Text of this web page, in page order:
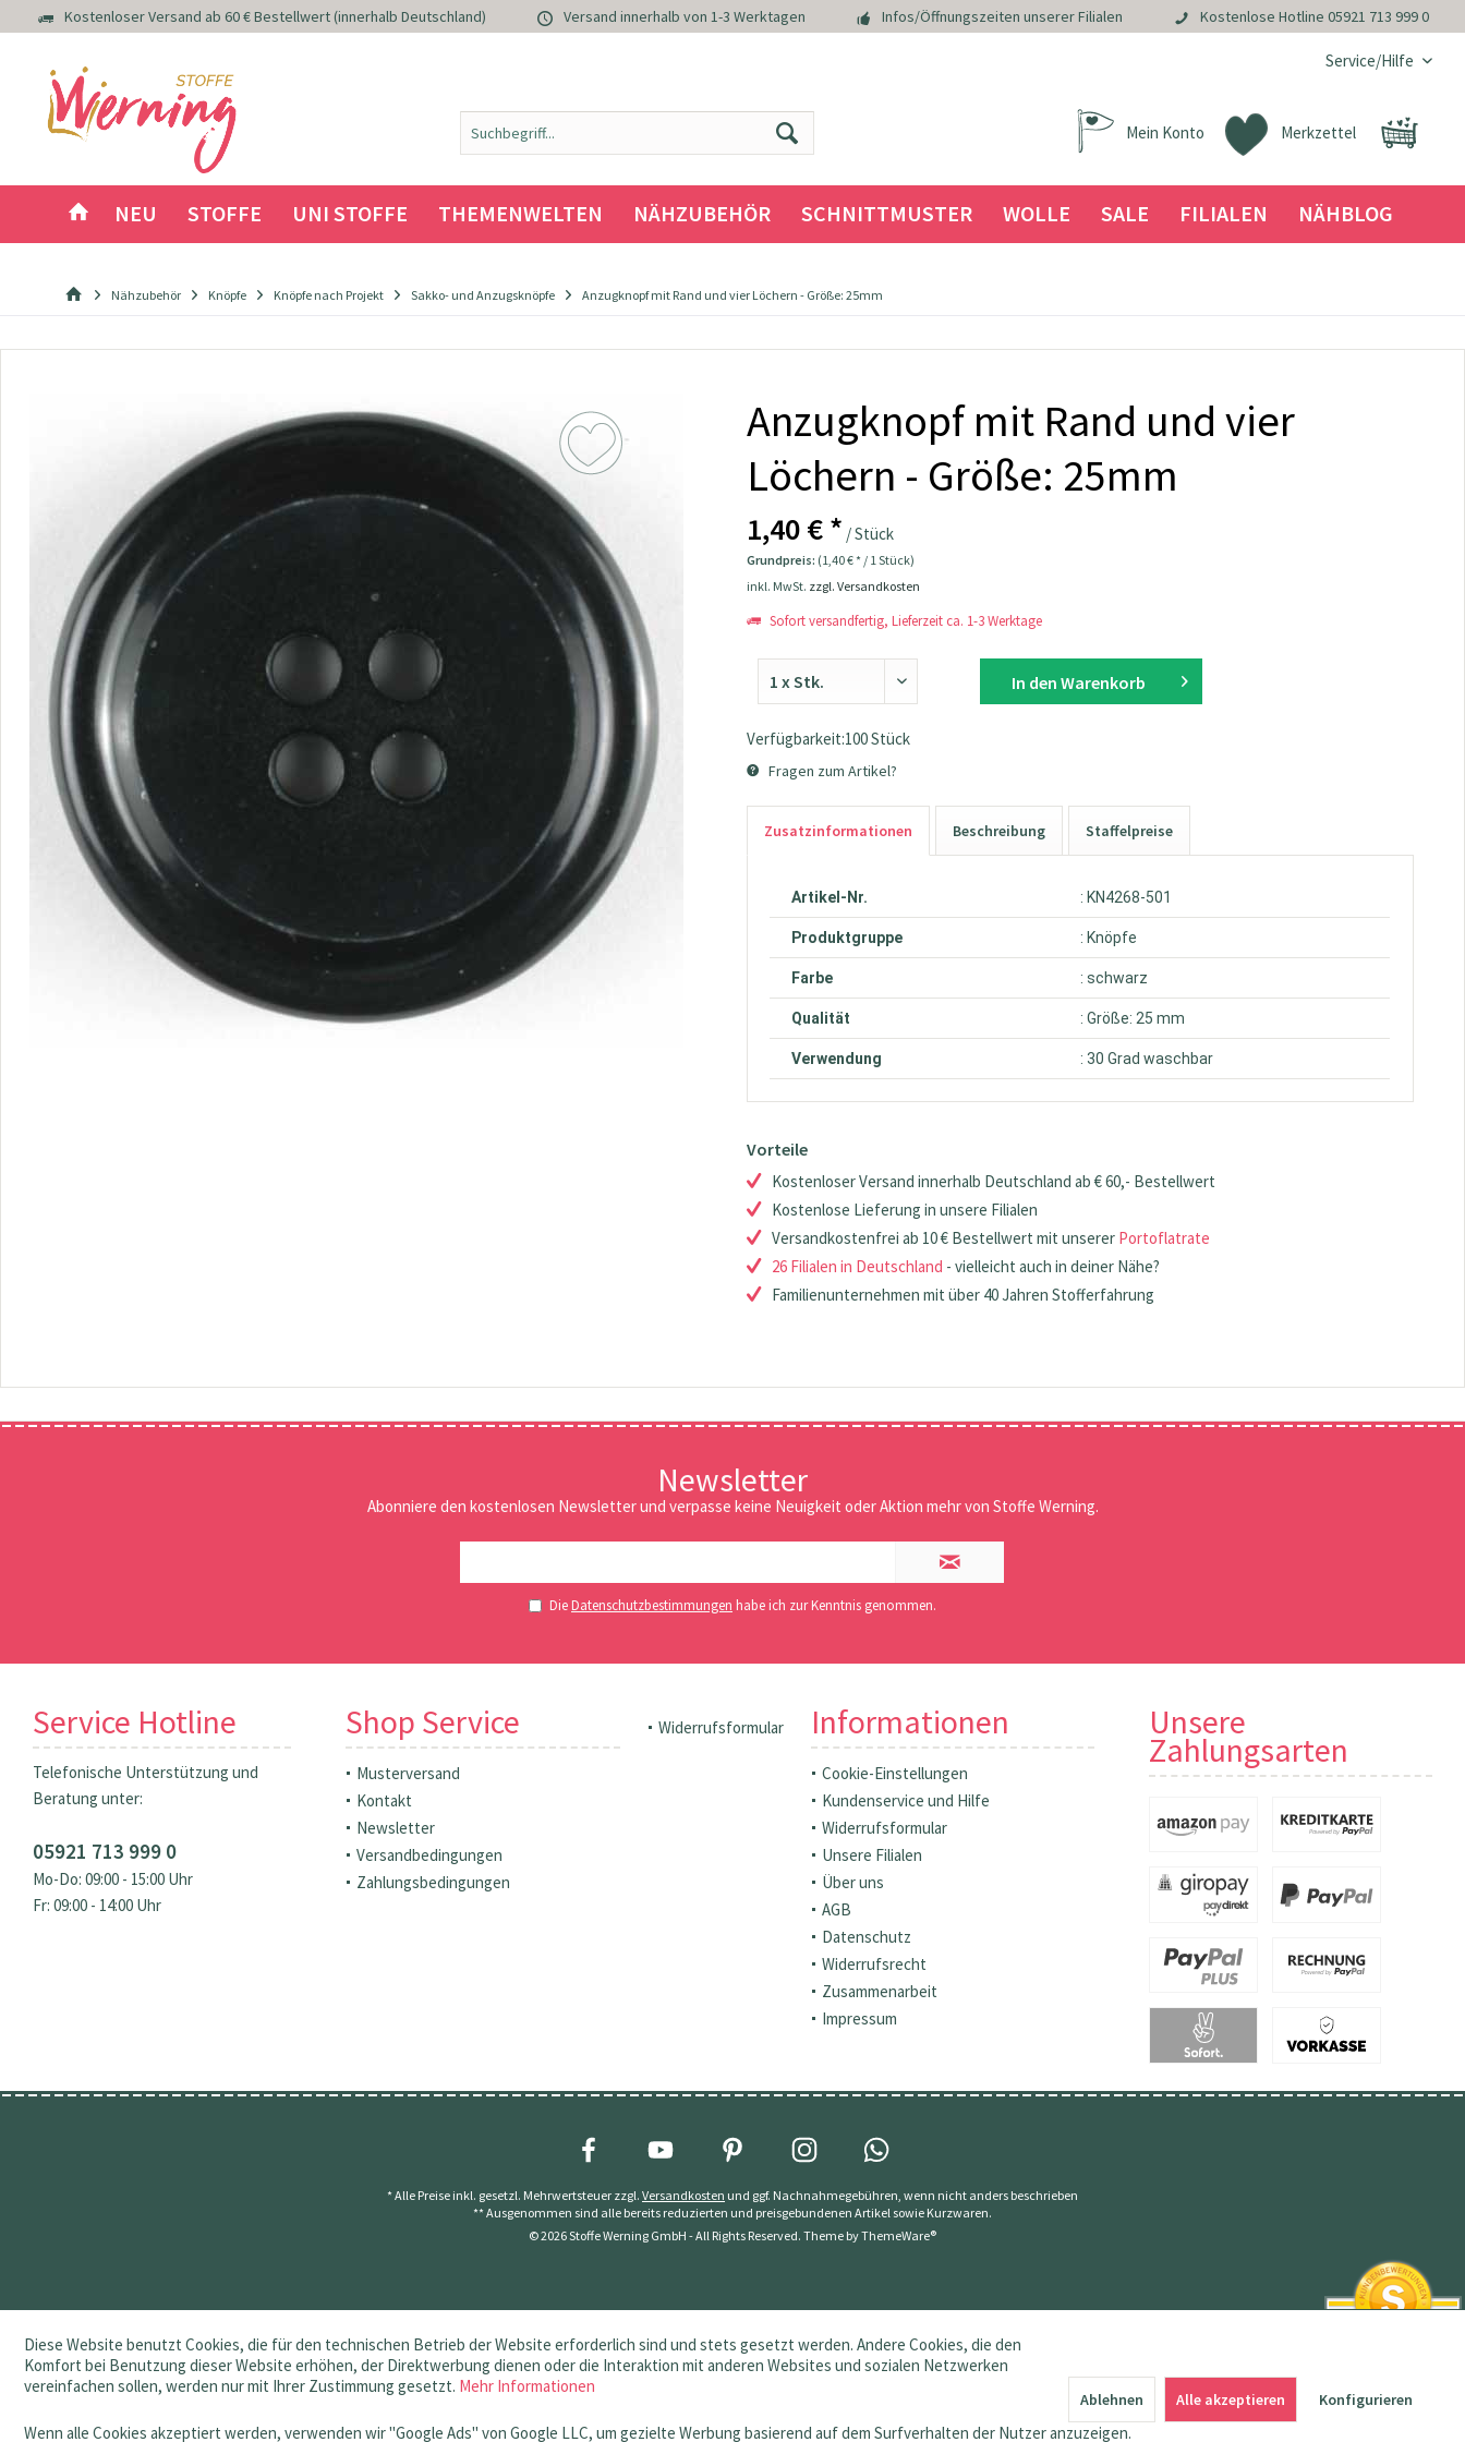
Kostenloser Versand ab 60 € Bestellwert (innerhalb Deutschland) Versand innerhalb von 1-3 Werktagen Infos/Öffnungszeiten unserer Filialen Kostenlose Hotline 05921 713 999 0
Service/Hilfe
Merkzettel
Mein Konto
NEU STOFFE UNI STOFFE THEMENWELTEN NÄHZUBEHÖR SCHNITTMUSTER WOLLE SALE FILIALEN NÄHBLOG
Nähzubehör Knöpfe Knöpfe nach Projekt Sakko- und Anzugsknöpfe Anzugknopf mit Rand und vier Löchern - Größe: 25mm
Anzugknopf mit Rand und vier
Löchern - Größe: 25mm
1,40 € * / Stück
Grundpreis: (1,40 € * / 1 Stück)
inkl. MwSt. zzgl. Versandkosten
Sofort versandfertig, Lieferzeit ca. 1-3 Werktage
In den Warenkorb
Verfügbarkeit:100 Stück
Fragen zum Artikel?
Zusatzinformationen Beschreibung Staffelpreise
Artikel-Nr. : KN4268-501
Produktgruppe : Knöpfe
Farbe : schwarz
Qualität : Größe: 25 mm
Verwendung : 30 Grad waschbar
Vorteile
Kostenloser Versand innerhalb Deutschland ab € 60,- Bestellwert
Kostenlose Lieferung in unsere Filialen
Versandkostenfrei ab 10 € Bestellwert mit unserer Portoflatrate
26 Filialen in Deutschland - vielleicht auch in deiner Nähe?
Familienunternehmen mit über 40 Jahren Stofferfahrung
Newsletter
Abonniere den kostenlosen Newsletter und verpasse keine Neuigkeit oder Aktion mehr von Stoffe Werning.
DieDatenschutzbestimmungen habe ich zur Kenntnis genommen.
Service Hotline
Telefonische Unterstützung und
Beratung unter:
05921 713 999 0
Mo-Do: 09:00 - 15:00 Uhr
Fr: 09:00 - 14:00 Uhr
Shop Service
Musterversand
Kontakt
Newsletter
Versandbedingungen
Zahlungsbedingungen
Widerrufsformular Informationen
Cookie-Einstellungen
Kundenservice und Hilfe
Widerrufsformular
Unsere Filialen
Über uns
AGB
Datenschutz
Widerrufsrecht
Zusammenarbeit
Impressum
Unsere
Zahlungsarten
* Alle Preise inkl. gesetzl. Mehrwertsteuer zzgl. Versandkosten und ggf. Nachnahmegebühren, wenn nicht anders beschrieben
** Ausgenommen sind alle bereits reduzierten und preisgebundenen Artikel sowie Kurzwaren.
© 2026 Stoffe Werning GmbH - All Rights Reserved. Theme byThemeWare®
Diese Website benutzt Cookies, die für den technischen Betrieb der Website erforderlich sind und stets gesetzt werden. Andere Cookies, die den
Komfort bei Benutzung dieser Website erhöhen, der Direktwerbung dienen oder die Interaktion mit anderen Websites und sozialen Netzwerken
vereinfachen sollen, werden nur mit Ihrer Zustimmung gesetzt. Mehr Informationen
Wenn alle Cookies akzeptiert werden, verwenden wir "Google Ads" von Google LLC, um gezielte Werbung basierend auf dem Surfverhalten der Nutzer anzuzeigen.
Ablehnen Alle akzeptieren Konfigurieren
aus 145 Bewertungen